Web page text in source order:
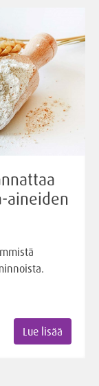
aineiden
Lue lisää